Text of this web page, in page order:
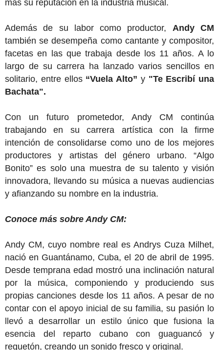
más su reputación en la industria musical.
Además de su labor como productor, Andy CM
también se desempeña como cantante y compositor,
facetas en las que trabaja desde los 11 años. A lo
largo de su carrera ha lanzado varios sencillos en
solitario, entre ellos “Vuela Alto” y "Te Escribí una
Bachata".
Con un futuro prometedor, Andy CM continúa
trabajando en su carrera artística con la firme
intención de consolidarse como uno de los mejores
productores y artistas del género urbano. “Algo
Bonito” es solo una muestra de su talento y visión
innovadora, llevando su música a nuevas audiencias
y afianzando su nombre en la industria.
Conoce más sobre Andy CM:
Andy CM, cuyo nombre real es Andrys Cuza Milhet,
nació en Guantánamo, Cuba, el 20 de abril de 1995.
Desde temprana edad mostró una inclinación natural
por la música, componiendo y produciendo sus
propias canciones desde los 11 años. A pesar de no
contar con el apoyo inicial de su familia, su pasión lo
llevó a desarrollar un estilo único que fusiona la
esencia del reparto cubano con guaguancó y
reguetón, creando un sonido fresco y original.